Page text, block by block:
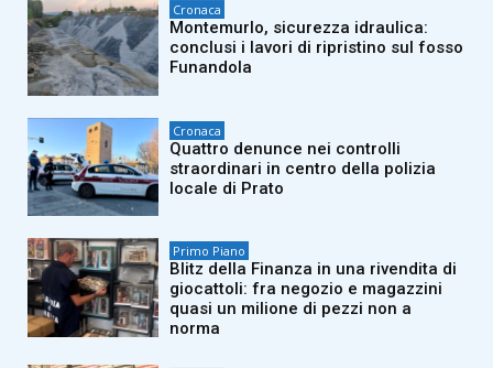
Cronaca
Montemurlo, sicurezza idraulica:
conclusi i lavori di ripristino sul fosso
Funandola
Cronaca
Quattro denunce nei controlli
straordinari in centro della polizia
locale di Prato
Primo Piano
Blitz della Finanza in una rivendita di
giocattoli: fra negozio e magazzini
quasi un milione di pezzi non a
norma